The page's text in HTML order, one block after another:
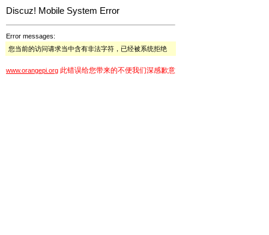
Discuz! Mobile System Error
Error messages:
您当前的访问请求当中含有非法字符，已经被系统拒绝
www.orangepi.org 此错误给您带来的不便我们深感歉意